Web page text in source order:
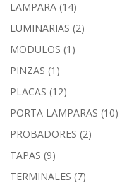
LAMPARA (14)
LUMINARIAS (2)
MODULOS (1)
PINZAS (1)
PLACAS (12)
PORTA LAMPARAS (10)
PROBADORES (2)
TAPAS (9)
TERMINALES (7)